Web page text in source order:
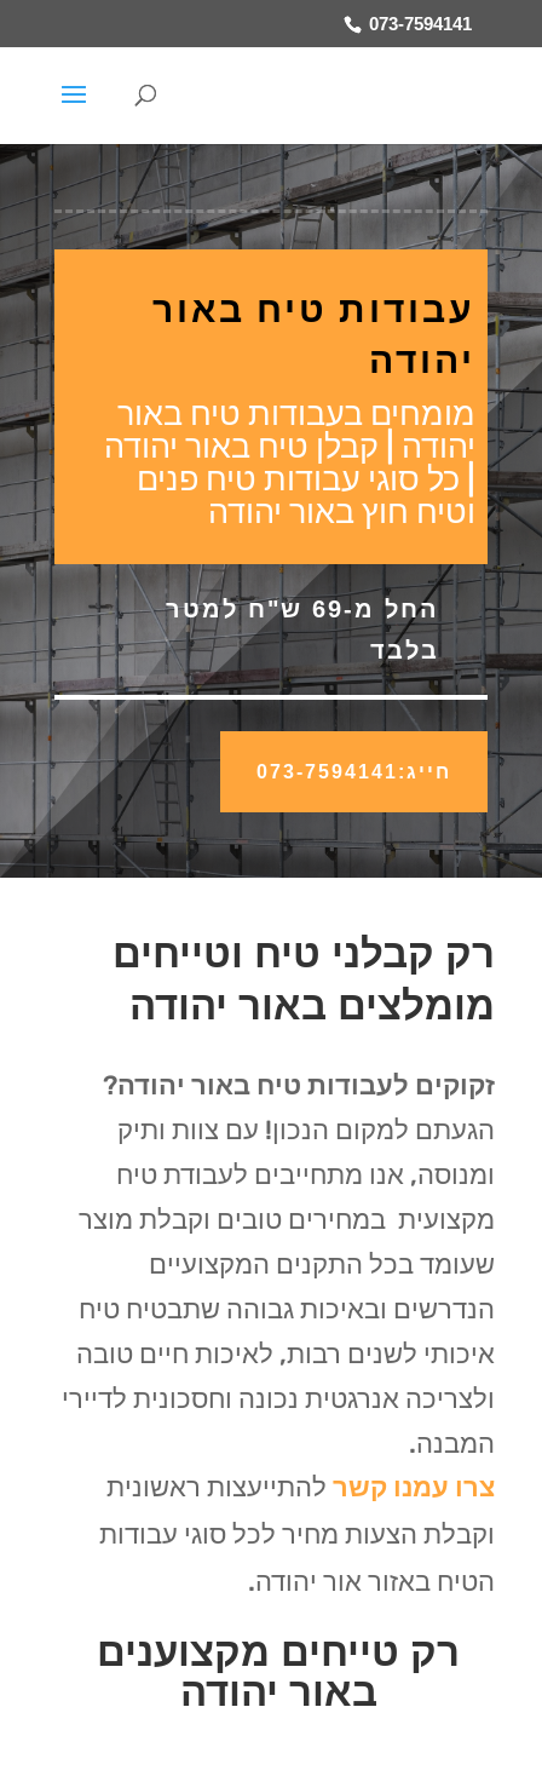
073-7594141
עבודות טיח באור
יהודה
מומחים בעבודות טיח באור
יהודה | קבלן טיח באור יהודה
| כל סוגי עבודות טיח פנים
וטיח חוץ באור יהודה
החל מ-69 ש"ח למטר
בלבד
חייג:073-7594141
רק קבלני טיח וטייחים
מומלצים באור יהודה
זקוקים לעבודות טיח באור יהודה?
הגעתם למקום הנכון! עם צוות ותיק
ומנוסה, אנו מתחייבים לעבודת טיח
מקצועית במחירים טובים וקבלת מוצר
שעומד בכל התקנים המקצועיים
הנדרשים ובאיכות גבוהה שתבטיח טיח
איכותי לשנים רבות, לאיכות חיים טובה
ולצריכה אנרגטית נכונה וחסכונית לדיירי
המבנה.
צרו עמנו קשרלהתייעצות ראשונית
וקבלת הצעות מחיר לכל סוגי עבודות
הטיח באזור אור יהודה.
רק טייחים מקצוענים
באור יהודה